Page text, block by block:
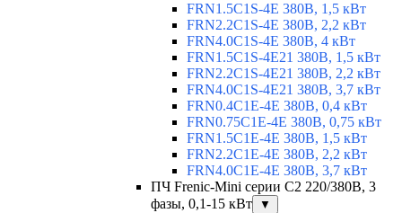
FRN1.5C1S-4E 380В, 1,5 кВт
FRN2.2C1S-4E 380В, 2,2 кВт
FRN4.0C1S-4E 380В, 4 кВт
FRN1.5C1S-4E21 380В, 1,5 кВт
FRN2.2C1S-4E21 380В, 2,2 кВт
FRN4.0C1S-4E21 380В, 3,7 кВт
FRN0.4C1E-4E 380В, 0,4 кВт
FRN0.75C1E-4E 380В, 0,75 кВт
FRN1.5C1E-4E 380В, 1,5 кВт
FRN2.2C1E-4E 380В, 2,2 кВт
FRN4.0C1E-4E 380В, 3,7 кВт
ПЧ Frenic-Mini серии С2 220/380В, 3
фазы, 0,1-15 кВт
▼